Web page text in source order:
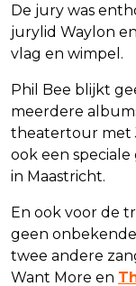
De jury was
jurylid Waylon
vlag en wimpel.
Phil Bee blijkt
meerdere
theatertour met
ook een
in Maastricht.
En ook voor de
geen
twee andere
Want More en